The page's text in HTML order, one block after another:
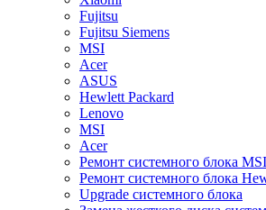
Fujitsu
Fujitsu Siemens
MSI
Acer
ASUS
Hewlett Packard
Lenovo
MSI
Acer
Ремонт системного блока MSI
Ремонт системного блока
Upgrade системного блока